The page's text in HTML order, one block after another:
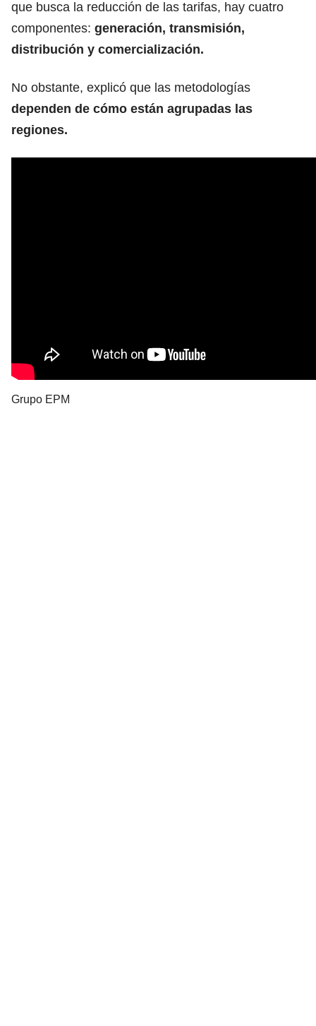
que busca la reducción de las tarifas, hay cuatro
componentes: generación, transmisión,
distribución y comercialización.
No obstante, explicó que las metodologías
dependen de cómo están agrupadas las
regiones.
Grupo EPM